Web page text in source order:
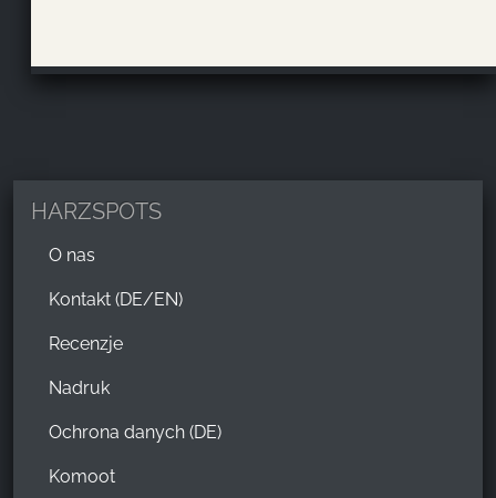
HARZSPOTS
O nas
Kontakt (DE/EN)
Recenzje
Nadruk
Ochrona danych (DE)
Komoot